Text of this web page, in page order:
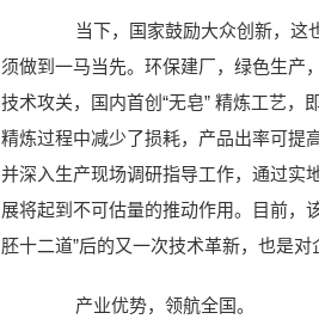
当下，国家鼓励大众创新，这也
须做到一马当先。环保建厂，绿色生产
技术攻关，国内首创“无皂” 精炼工艺，
精炼过程中减少了损耗，产品出率可提
并深入生产现场调研指导工作，通过实
展将起到不可估量的推动作用。目前，
胚十二道”后的又一次技术革新，也是
产业优势，领航全国。